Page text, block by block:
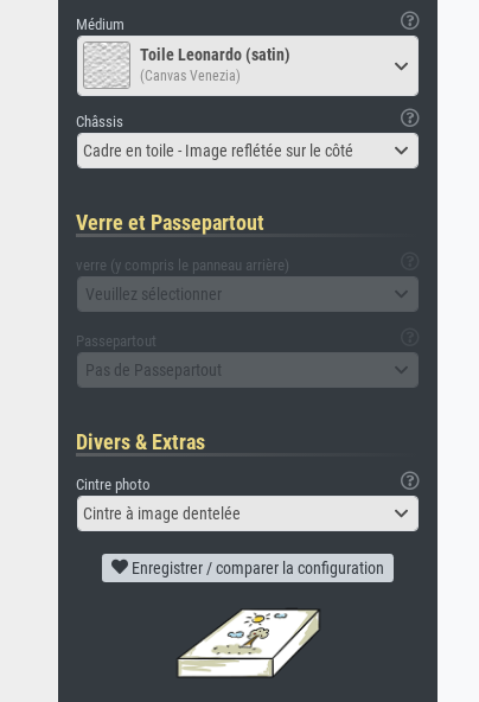
Médium
Toile Leonardo (satin)
(Canvas Venezia)
Châssis
Cadre en toile - Image reflétée sur le côté
Verre et Passepartout
verre (y compris le panneau arrière)
Veuillez sélectionner
Passepartout
Pas de Passepartout
Divers & Extras
Cintre photo
Cintre à image dentelée
Enregistrer / comparer la configuration